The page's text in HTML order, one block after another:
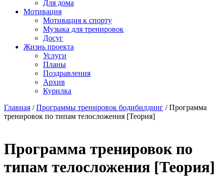
Для дома
Мотивация
Мотивация к спорту
Музыка для тренировок
Досуг
Жизнь проекта
Услуги
Планы
Поздравления
Архив
Курилка
Главная / Программы тренировок бодибилдинг / Программа
тренировок по типам телосложения [Теория]
Программа тренировок по
типам телосложения [Теория]